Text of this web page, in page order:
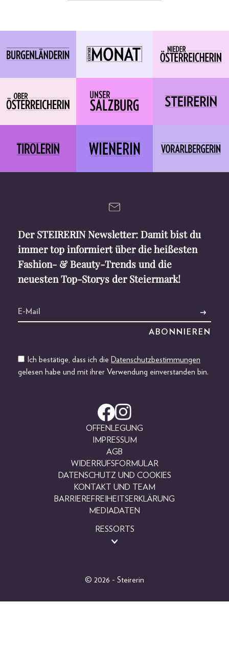
Der STEIRERIN Newsletter: Damit bist du
immer top informiert über die heißesten
Fashion- & Beauty-Trends und die
neuesten Top-Storys der Steiermark!
Ich bestätige, dass ich die Datenschutzbestimmungen
gelesen habe und mit ihrer Verwendung einverstanden bin.
OFFENLEGUNG
IMPRESSUM
AGB
WIDERRUFSFORMULAR
DATENSCHUTZ UND COOKIES
KONTAKT UND TEAM
BARRIEREFREIHEITSERKLÄRUNG
MEDIADATEN
RESSORTS
© 2026 - Steirerin